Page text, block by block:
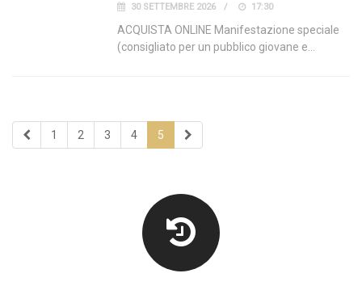
30 SETTEMBRE 2026 17:30
ACQUISTA ONLINE Manifestazione speciale
(consigliato per un pubblico giovane e…
1 2 3 4 5